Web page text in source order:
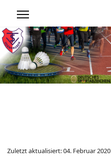
Zuletzt aktualisiert: 04. Februar 2020